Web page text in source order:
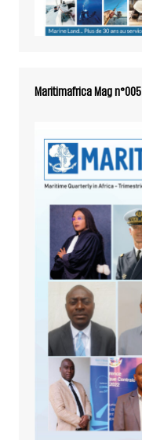
Maritimafrica Mag n°005